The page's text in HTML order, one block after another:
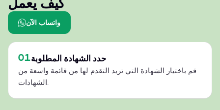
واتساب الآن
01حدد الشهادة المطلوبة
قم باختيار الشهادة التي تريد التقدم لها من قائمة واسعة من
الشهادات.